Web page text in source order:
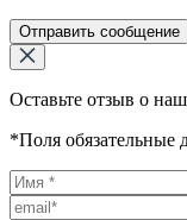
Отправить сообщение
Оставьте отзыв о
*Поля обязательные